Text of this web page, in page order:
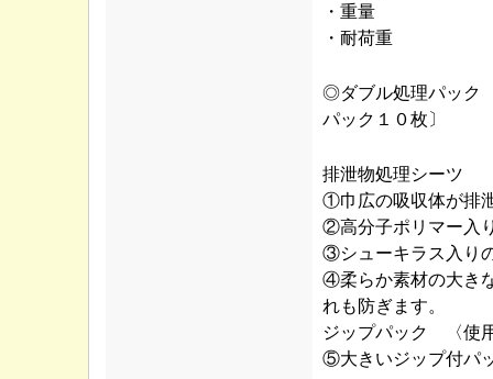
・重量 ：
・耐荷重 ：
◎ダブル処理パック
パック１０枚〕
排泄物処理シーツ
①巾広の吸収体が排
②高分子ポリマー入
③シューキラス入り
④柔らか素材の大き
れも防ぎます。
ジップパック 〈使
⑤大きいジップ付パ